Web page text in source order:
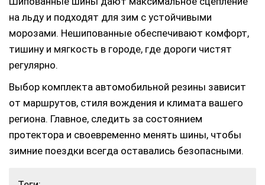
на льду и подходят для зим с устойчивыми
морозами. Нешипованные обеспечивают комфорт,
тишину и мягкость в городе, где дороги чистят
регулярно.
Выбор комплекта автомобильной резины зависит
от маршрутов, стиля вождения и климата вашего
региона. Главное, следить за состоянием
протектора и своевременно менять шины, чтобы
зимние поездки всегда оставались безопасными.